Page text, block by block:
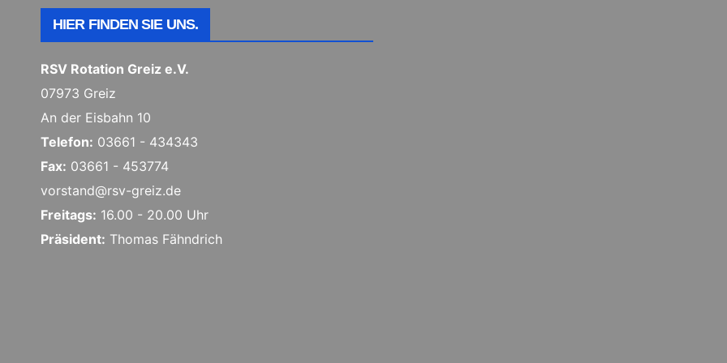
HIER FINDEN SIE UNS.
RSV Rotation Greiz e.V.
07973 Greiz
An der Eisbahn 10
Telefon: 03661 - 434343
Fax: 03661 - 453774
vorstand@rsv-greiz.de
Freitags: 16.00 - 20.00 Uhr
Präsident: Thomas Fähndrich